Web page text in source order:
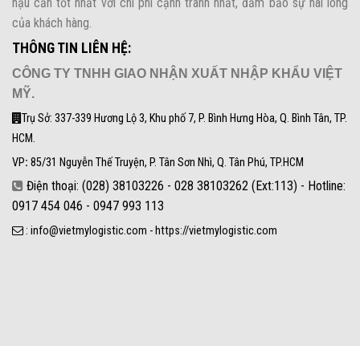
hậu cần tốt nhất với chi phí cạnh tranh nhất, đảm bảo sự hài lòng
của khách hàng.
THÔNG TIN LIÊN HỆ:
CÔNG TY TNHH GIAO NHẬN XUẤT NHẬP KHẨU VIỆT
MỸ.
Trụ Sở: 337-339 Hương Lộ 3, Khu phố 7, P. Bình Hưng Hòa, Q. Bình Tân, TP.
HCM.
VP: 85/31 Nguyễn Thế Truyện, P. Tân Sơn Nhì, Q. Tân Phú, TP.HCM
Điện thoại: (028) 38103226 - 028 38103262 (Ext:113) - Hotline:
0917 454 046 - 0947 993 113
: info@vietmylogistic.com - https://vietmylogistic.com